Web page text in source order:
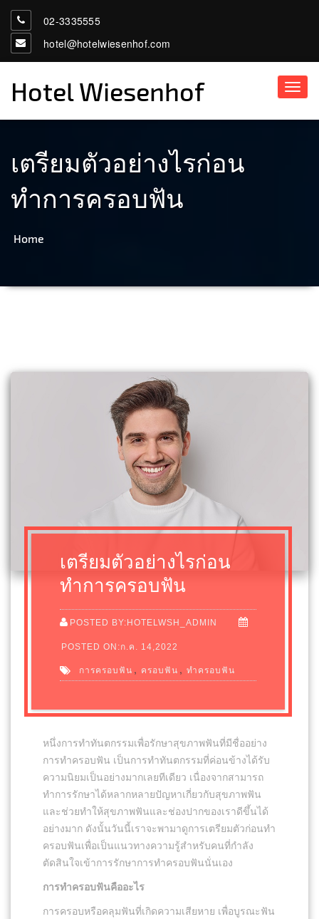
02-3335555
hotel@hotelwiesenhof.com
Hotel Wiesenhof
เตรียมตัวอย่างไรก่อน
ทำการครอบฟัน
Home
เตรียมตัวอย่างไรก่อน
ทำการครอบฟัน
POSTED BY:HOTELWSH_ADMIN
POSTED ON:ก.ค. 14,2022
การครอบฟัน , ครอบฟัน ,ทำครอบฟัน
หนึ่งการทำทันตกรรมเพื่อรักษาสุขภาพฟันที่มีชื่ออย่าง
การทำครอบฟัน เป็นการทำทันตกรรมที่ค่อนข้างได้รับ
ความนิยมเป็นอย่างมากเลยทีเดียว เนื่องจากสามารถ
ทำการรักษาได้หลากหลายปัญหาเกี่ยวกับสุขภาพฟัน
และช่วยทำให้สุขภาพฟันและช่องปากของเราดีขึ้นได้
อย่างมาก ดังนั้นวันนี้เราจะพามาดูการเตรียมตัวก่อนทำ
ครอบฟันเพื่อเป็นแนวทางความรู้สำหรับคนที่กำลัง
ตัดสินใจเข้าการรักษาการทำครอบฟันนั่นเอง
การทำครอบฟันคืออะไร
การครอบหรือคลุมฟันที่เกิดความเสียหาย เพื่อบูรณะฟัน